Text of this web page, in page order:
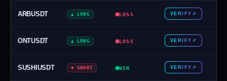
ARBUSDT ▲ LONG LOSS VERIFY ↗
ONTUSDT ▲ LONG LOSS VERIFY ↗
SUSHIUSDT ▼ SHORT WIN VERIFY ↗